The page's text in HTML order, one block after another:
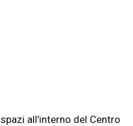
all’interno del Centro